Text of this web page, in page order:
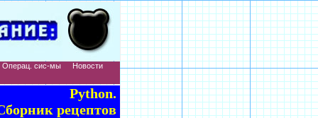
Операц. сис-мы Новости
Python.
рецептов